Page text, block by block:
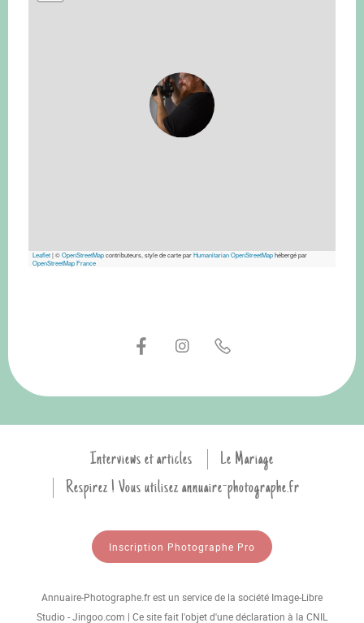
Leaflet|©OpenStreetMapcontributeurs, style de carte parHumanitarian OpenStreetMaphébergé par
OpenStreetMap France
Interviews et articles
Le Mariage
Respirez ! Vous utilisez annuaire-photographe.fr
Inscription Photographe Pro
Annuaire-Photographe.fr est un service de la société Image-Libre
Studio - Jingoo.com | Ce site fait l'objet d'une déclaration à la CNIL